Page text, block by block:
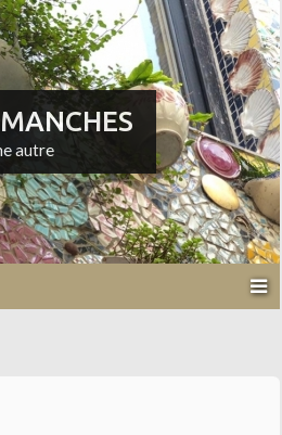
autre